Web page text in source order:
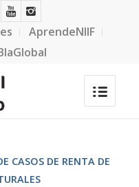
AprendeNIIF
CASOS DE RENTA DE